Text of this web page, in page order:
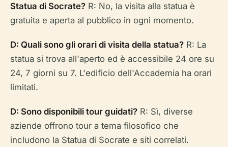
Statua di Socrate? R: No, la visita alla statua è
gratuita e aperta al pubblico in ogni momento.
D: Quali sono gli orari di visita della statua? R: La
statua si trova all'aperto ed è accessibile 24 ore su
24, 7 giorni su 7. L'edificio dell'Accademia ha orari
limitati.
D: Sono disponibili tour guidati? R: Sì, diverse
aziende offrono tour a tema filosofico che
includono la Statua di Socrate e siti correlati.